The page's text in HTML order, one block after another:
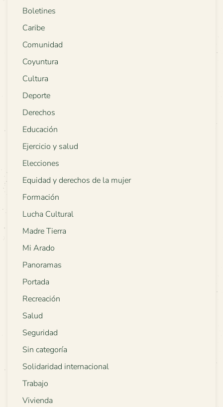
Boletines
Caribe
Comunidad
Coyuntura
Cultura
Deporte
Derechos
Educación
Ejercicio y salud
Elecciones
Equidad y derechos de la mujer
Formación
Lucha Cultural
Madre Tierra
Mi Arado
Panoramas
Portada
Recreación
Salud
Seguridad
Sin categoría
Solidaridad internacional
Trabajo
Vivienda